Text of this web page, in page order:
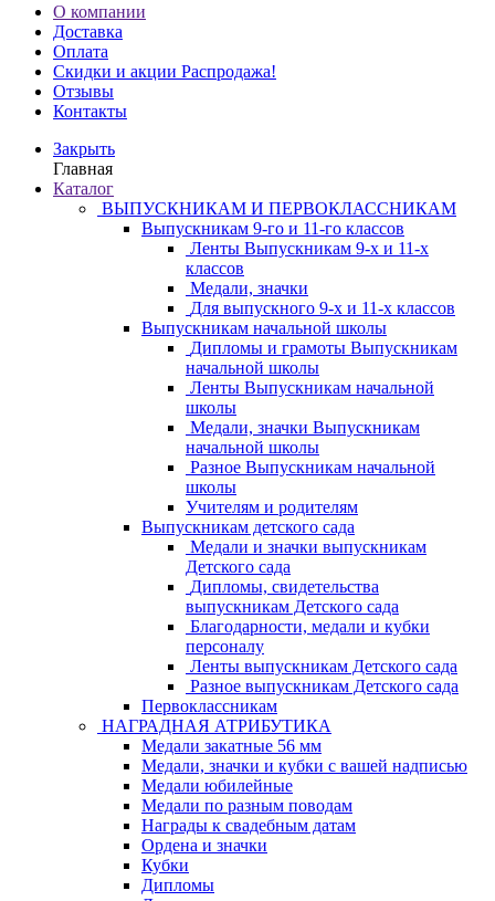
О компании
Доставка
Оплата
Скидки и акции Распродажа!
Отзывы
Контакты
Закрыть
Главная
Каталог
ВЫПУСКНИКАМ И ПЕРВОКЛАССНИКАМ
Выпускникам 9-го и 11-го классов
Ленты Выпускникам 9-х и 11-х
классов
Медали, значки
Для выпускного 9-х и 11-х классов
Выпускникам начальной школы
Дипломы и грамоты Выпускникам
начальной школы
Ленты Выпускникам начальной
школы
Медали, значки Выпускникам
начальной школы
Разное Выпускникам начальной
школы
Учителям и родителям
Выпускникам детского сада
Медали и значки выпускникам
Детского сада
Дипломы, свидетельства
выпускникам Детского сада
Благодарности, медали и кубки
персоналу
Ленты выпускникам Детского сада
Разное выпускникам Детского сада
Первоклассникам
НАГРАДНАЯ АТРИБУТИКА
Медали закатные 56 мм
Медали, значки и кубки с вашей надписью
Медали юбилейные
Медали по разным поводам
Награды к свадебным датам
Ордена и значки
Кубки
Дипломы